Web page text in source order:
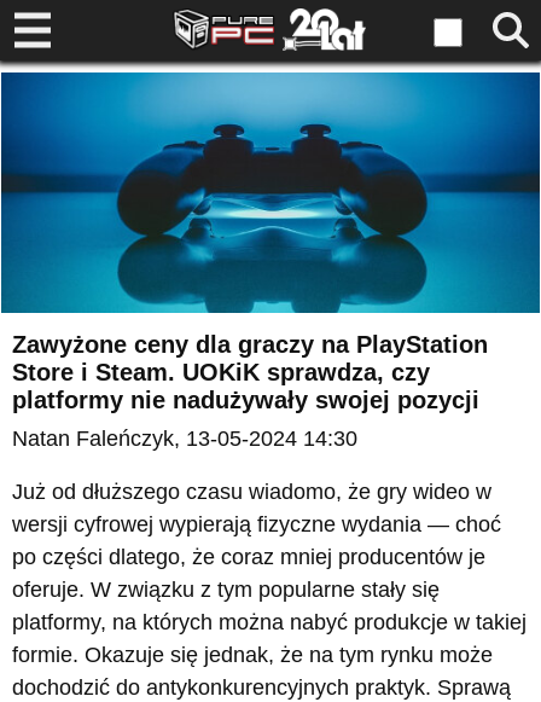
Zawyżone ceny dla graczy na PlayStation
Store i Steam. UOKiK sprawdza, czy
platformy nie nadużywały swojej pozycji
Natan Faleńczyk, 13-05-2024 14:30
Już od dłuższego czasu wiadomo, że gry wideo w
wersji cyfrowej wypierają fizyczne wydania — choć
po części dlatego, że coraz mniej producentów je
oferuje. W związku z tym popularne stały się
platformy, na których można nabyć produkcje w takiej
formie. Okazuje się jednak, że na tym rynku może
dochodzić do antykonkurencyjnych praktyk. Sprawą